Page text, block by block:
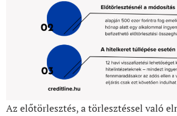
Az előtörlesztés, a törlesztéssel való